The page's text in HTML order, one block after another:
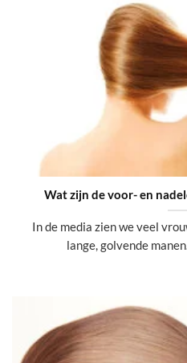
Wat zijn de voor- en
In de media zien we veel
lange, golvende